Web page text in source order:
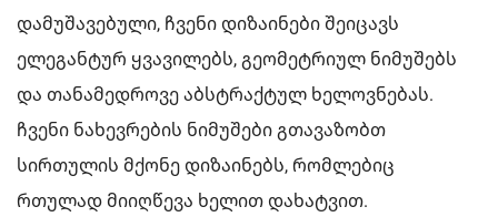
დამუშავებული, ჩვენი დიზაინები შეიცავს
ელეგანტურ ყვავილებს, გეომეტრიულ ნიმუშებს
და თანამედროვე აბსტრაქტულ ხელოვნებას.
ჩვენი ნახევრების ნიმუშები გთავაზობთ
სირთულის მქონე დიზაინებს, რომლებიც
რთულად მიიღწევა ხელით დახატვით.